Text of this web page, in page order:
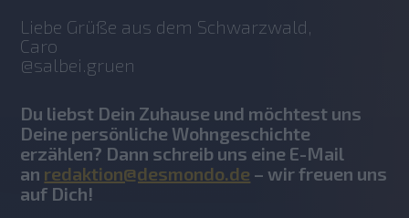
Liebe Grüße aus dem Schwarzwald,
Caro
@salbei.gruen
Du liebst Dein Zuhause und möchtest uns
Deine persönliche Wohngeschichte
erzählen? Dann schreib uns eine E-Mail
an redaktion@desmondo.de – wir freuen uns
auf Dich!